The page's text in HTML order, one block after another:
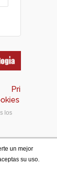
Pri
los
un mejor
su uso.